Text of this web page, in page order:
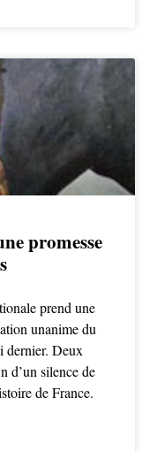
promesse
prend une
unanime du
dernier. Deux
d’un silence de
de France.